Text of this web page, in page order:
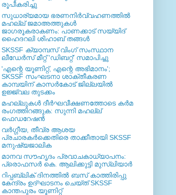
രൂപീകരിച്ചു
സുധാര്യമായ ഭരണനിര്‍വ്വഹണത്തില്‍
മഹല്ല് ജമാഅത്തുകള്‍
ജാഗരൂകരാകണം: പാണക്കാട് സയ്യിദ്
ഹൈദറലി ശിഹാബ് തങ്ങള്‍
SKSSF ക്യാമ്പസ് വിംഗ് സംസ്ഥാന
ലീഡേർസ് മീറ്റ് 'ഡിബറ്റ്' സമാപിച്ചു
'എന്റെ യൂണിറ്റ്, എന്റെ അഭിമാനം';
SKSSF സംഘടനാ ശാക്തീകരണ
കാമ്പയിന് കാസര്‍കോട് ജില്ലയില്‍
ഉജ്ജ്വല തുടക്കം
മഹല്ലുകള്‍ ദീര്‍ഘവീക്ഷണത്തോടെ കര്‍മ
രംഗത്തിറങ്ങുക: സുന്നി മഹല്ല്
ഫെഡറേഷന്‍
വര്‍ഗ്ഗീയ, തീവ്ര ആശയ
പ്രചാരകര്‍ക്കെതിരെ താക്കീതായി SKSSF
മനുഷ്യജാലിക
മാനവ സൗഹൃദം പ്രവാചകാധ്യാപനം:
പ്രൊഫസർ കെ. ആലിക്കുട്ടി മുസ്ലിയാർ
റിപ്പബ്ലിക് ദിനത്തില്‍ ബസ് കാത്തിരിപ്പു
കേന്ദ്രം ഉദ്ഘാടനം ചെയ്ത്‌ SKSSF
കാന്തപുരം യൂണിറ്റ്